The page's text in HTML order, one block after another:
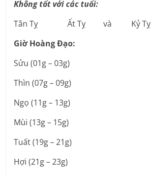
Không tốt với các tuổi:
Tân Tỵ Ất Tỵ và Kỷ Tỵ
Giờ Hoàng Đạo:
Sửu (01g – 03g)
Thìn (07g – 09g)
Ngọ (11g – 13g)
Mùi (13g – 15g)
Tuất (19g – 21g)
Hợi (21g – 23g)